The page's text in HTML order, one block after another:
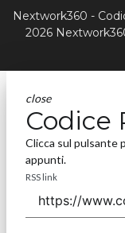
Nextwork360 -
2026
close
Codice
Clicca sul pulsante
appunti.
RSS link